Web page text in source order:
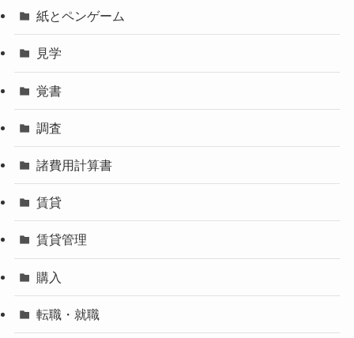
紙とペンゲーム
見学
覚書
調査
諸費用計算書
賃貸
賃貸管理
購入
転職・就職